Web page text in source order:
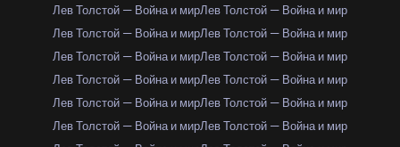
Лев Толстой — Война и мирЛев Толстой — Война и мир
Лев Толстой — Война и мирЛев Толстой — Война и мир
Лев Толстой — Война и мирЛев Толстой — Война и мир
Лев Толстой — Война и мирЛев Толстой — Война и мир
Лев Толстой — Война и мирЛев Толстой — Война и мир
Лев Толстой — Война и мирЛев Толстой — Война и мир